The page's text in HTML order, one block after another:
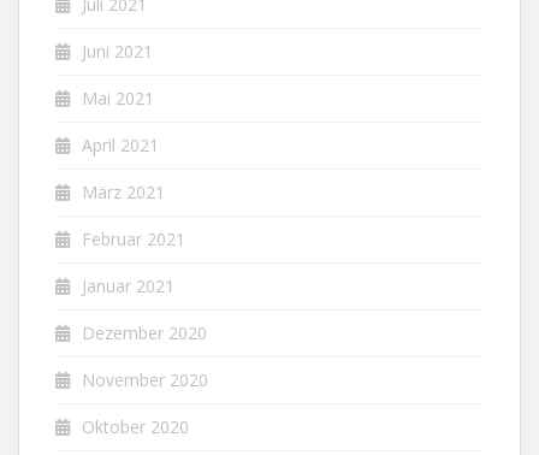
Juni 2021
Mai 2021
April 2021
März 2021
Februar 2021
Januar 2021
Dezember 2020
November 2020
Oktober 2020